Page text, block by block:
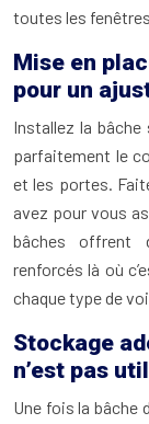
toutes les
Mise en
pour un
Installez la bâche
parfaitement le
et les portes.
avez pour vous
bâches offrent
renforcés là où
chaque type de
Stockage
n’est pas
Une fois la bâche